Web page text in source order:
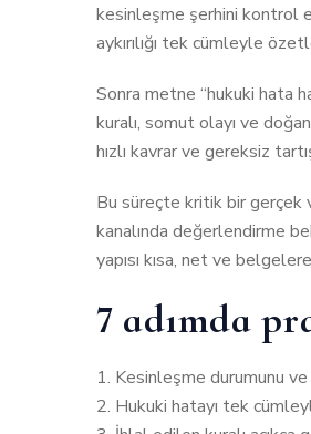
kesinleşme şerhini kontrol
aykırılığı tek cümleyle
Sonra metne “hukuki hata
kuralı, somut olayı ve
hızlı kavrar ve gereksiz
Bu süreçte kritik bir gerçek
kanalında değerlendirme
yapısı kısa, net ve
7 adımda
Kesinleşme durumunu
Hukuki hatayı tek